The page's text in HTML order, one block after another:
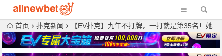
首页 扑克新闻 【EV扑克】九年不打牌，一打就是第35名！她紧张到脚悬空，但全世界以为她很淡定